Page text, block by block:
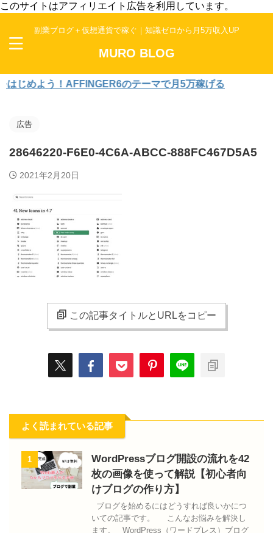
このサイトはアフィリエイト広告を利用しています。
副業ブログ＋仮想通貨で稼ぐ｜知識ゼロから月5万収入UP
MURO BLOG
めよう！AFFINGER6のテーマで月5万稼げる
広告
28646220-F6E0-4C6A-ABCC-888FC467D5A5
2021年2月20日
この記事タイトルとURLをコピー
よく読まれている記事
1
WordPressブログ開設の流れを42
枚の画像を使って解説【初心者向
けブログの作り方】
ブログを始めるにはどうすれば良いかにつ
いての記事です。 こんなお悩みを解決し
ます。 WordPress（ワードプレス）ブログ